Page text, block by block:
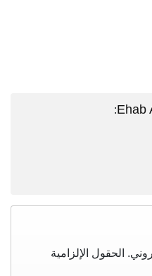
Ehab
:
الحقول الإلزامية